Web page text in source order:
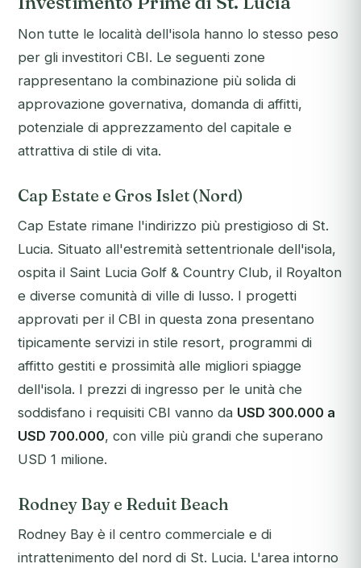
Non tutte le località dell'isola hanno lo stesso peso
per gli investitori CBI. Le seguenti zone
rappresentano la combinazione più solida di
approvazione governativa, domanda di affitti,
potenziale di apprezzamento del capitale e
attrattiva di stile di vita.
Cap Estate e Gros Islet (Nord)
Cap Estate rimane l'indirizzo più prestigioso di St.
Lucia. Situato all'estremità settentrionale dell'isola,
ospita il Saint Lucia Golf & Country Club, il Royalton
e diverse comunità di ville di lusso. I progetti
approvati per il CBI in questa zona presentano
tipicamente servizi in stile resort, programmi di
affitto gestiti e prossimità alle migliori spiagge
dell'isola. I prezzi di ingresso per le unità che
soddisfano i requisiti CBI vanno da USD 300.000 a
USD 700.000, con ville più grandi che superano
USD 1 milione.
Rodney Bay e Reduit Beach
Rodney Bay è il centro commerciale e di
intrattenimento del nord di St. Lucia. L'area intorno